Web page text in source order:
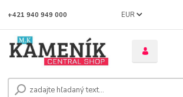
EUR
+421 940 949 000